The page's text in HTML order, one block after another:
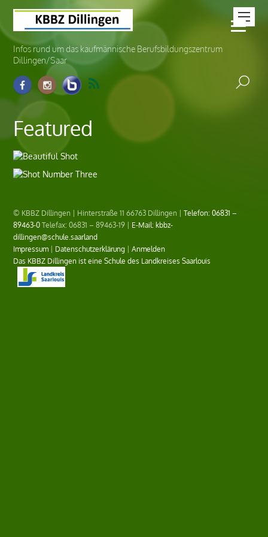
Infos rund um das kaufmännische Berufsbildungszentrum
Dillingen/Saar
Featured
© KBBZ Dillingen | Hinterstraße 11 66763 Dillingen |Telefon: 06831 –
89463-0Telefax: 06831 – 89463-19 | E-Mail: kbbz-
dillingen@schule.saarland
Impressum | Datenschutzerklärung |Anmelden
Das KBBZ Dillingen ist eine Schule des Landkreises Saarlouis